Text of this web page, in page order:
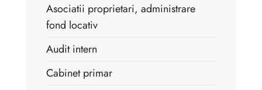
Asociatii proprietari, administrare
fond locativ
Audit intern
Cabinet primar